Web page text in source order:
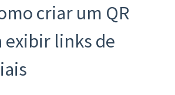
criar um QR
exibir links de